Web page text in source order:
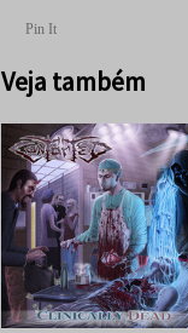
Pin It
Veja também